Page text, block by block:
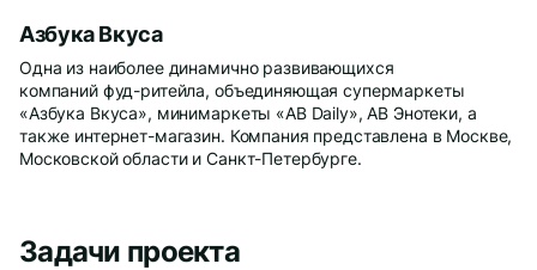
Азбука Вкуса
Одна из наиболее динамично развивающихся
компаний фуд-ритейла, объединяющая супермаркеты
«Азбука Вкуса», минимаркеты «AB Daily», АВ Энотеки, а
также интернет-магазин. Компания представлена в Москве,
Московской области и Санкт-Петербурге.
Задачи проекта
Телефон Корпоративный E-mail
Опишите подробнее Вашу задачу